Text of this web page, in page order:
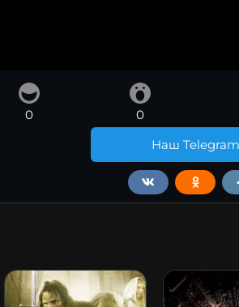
0 0
Наш Telegram